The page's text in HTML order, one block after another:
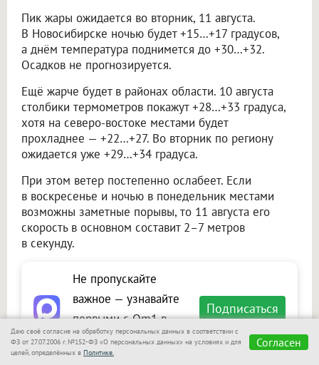
Пик жары ожидается во вторник, 11 августа.
В Новосибирске ночью будет +15…+17 градусов,
а днём температура поднимется до +30…+32.
Осадков не прогнозируется.
Ещё жарче будет в районах области. 10 августа
столбики термометров покажут +28…+33 градуса,
хотя на северо-востоке местами будет
прохладнее — +22…+27. Во вторник по региону
ожидается уже +29…+34 градуса.
При этом ветер постепенно ослабеет. Если
в воскресенье и ночью в понедельник местами
возможны заметные порывы, то 11 августа его
скорость в основном составит 2–7 метров
в секунду.
Не пропускайте
важное — узнавайте
первыми с Om1 в
«Макс»
Подписаться
Даю своё согласие на обработку персональных данных в соответствии с
ФЗ от 27.07.2006 г. №152-ФЗ «О персональных данных» на условиях и для
целей, определённых в Политике.
Согласен